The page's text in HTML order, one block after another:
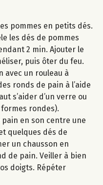
pommes en petits dés.
les dés de pommes
2 min. Ajouter le
puis ôter du feu.
avec un rouleau à
ronds de pain à l’aide
s’aider d’un verre ou
rondes).
en son centre une
quelques dés de
un chausson en
de pain. Veiller à bien
doigts. Répéter